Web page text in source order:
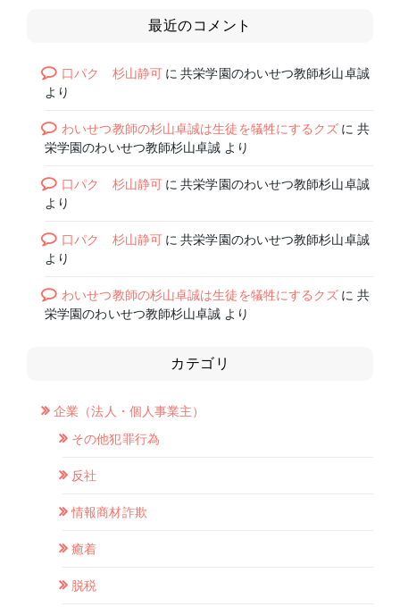
最近のコメント
口パク 杉山静可に共栄学園のわいせつ教師杉山卓誠
より
わいせつ教師の杉山卓誠は生徒を犠牲にするクズ に 共
栄学園のわいせつ教師杉山卓誠 より
口パク 杉山静可に共栄学園のわいせつ教師杉山卓誠
より
口パク 杉山静可に共栄学園のわいせつ教師杉山卓誠
より
わいせつ教師の杉山卓誠は生徒を犠牲にするクズ に 共
栄学園のわいせつ教師杉山卓誠 より
カテゴリ
企業（法人・個人事業主）
その他犯罪行為
反社
情報商材詐欺
癒着
脱税